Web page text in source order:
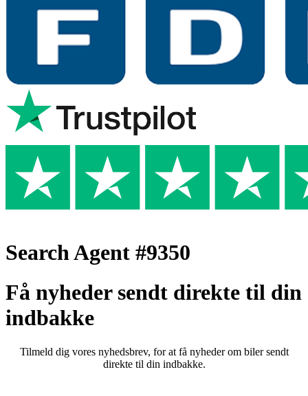
Search Agent #9350
Få nyheder sendt direkte til din
indbakke
Tilmeld dig vores nyhedsbrev, for at få nyheder om biler sendt
direkte til din indbakke.